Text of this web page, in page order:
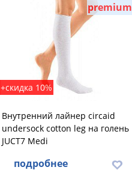
premium
+скидка 10%
Внутренний лайнер circaid
undersock cotton leg на голень
JUCT7 Medi
подробнее